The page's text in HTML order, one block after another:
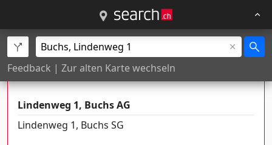
Feedback | Zur alten Karte wechseln
Es gibt mehrere Orte mit diesem
Namen
Lindenweg 1, Buchs AG
Lindenweg 1, Buchs SG